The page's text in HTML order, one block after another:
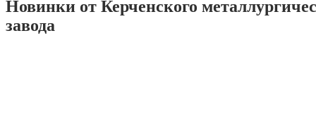
Новинки от Керченского
завода